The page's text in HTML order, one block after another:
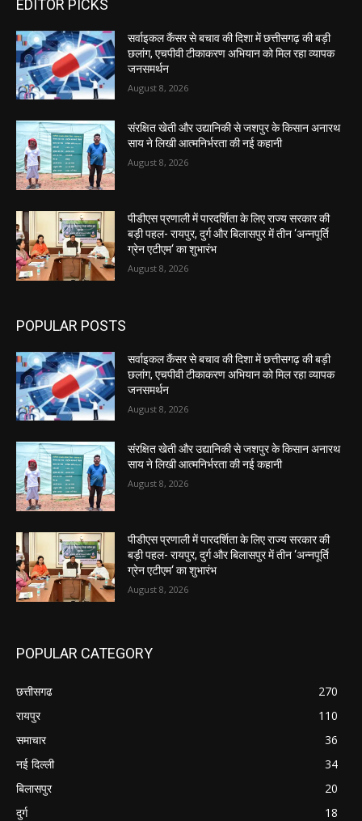
EDITOR PICKS
सर्वाइकल कैंसर से बचाव की दिशा में छत्तीसगढ़ की बड़ी
छलांग, एचपीवी टीकाकरण अभियान को मिल रहा व्यापक
जनसमर्थन
August 8, 2026
संरक्षित खेती और उद्यानिकी से जशपुर के किसान अनारथ
साय ने लिखी आत्मनिर्भरता की नई कहानी
August 8, 2026
पीडीएस प्रणाली में पारदर्शिता के लिए राज्य सरकार की
बड़ी पहल- रायपुर, दुर्ग और बिलासपुर में तीन ‘अन्नपूर्ति
ग्रेन एटीएम‘ का शुभारंभ
August 8, 2026
POPULAR POSTS
सर्वाइकल कैंसर से बचाव की दिशा में छत्तीसगढ़ की बड़ी
छलांग, एचपीवी टीकाकरण अभियान को मिल रहा व्यापक
जनसमर्थन
August 8, 2026
संरक्षित खेती और उद्यानिकी से जशपुर के किसान अनारथ
साय ने लिखी आत्मनिर्भरता की नई कहानी
August 8, 2026
पीडीएस प्रणाली में पारदर्शिता के लिए राज्य सरकार की
बड़ी पहल- रायपुर, दुर्ग और बिलासपुर में तीन ‘अन्नपूर्ति
ग्रेन एटीएम‘ का शुभारंभ
August 8, 2026
POPULAR CATEGORY
छत्तीसगढ
270
रायपुर
110
समाचार
36
नई दिल्ली
34
बिलासपुर
20
दुर्ग
18